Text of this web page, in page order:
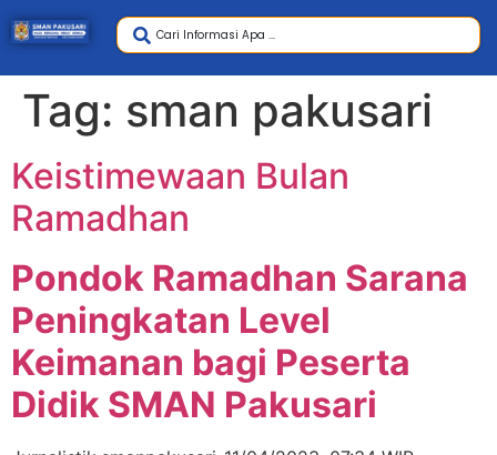
Tag: sman pakusari
Keistimewaan Bulan
Ramadhan
Pondok Ramadhan Sarana
Peningkatan Level
Keimanan bagi Peserta
Didik SMAN Pakusari